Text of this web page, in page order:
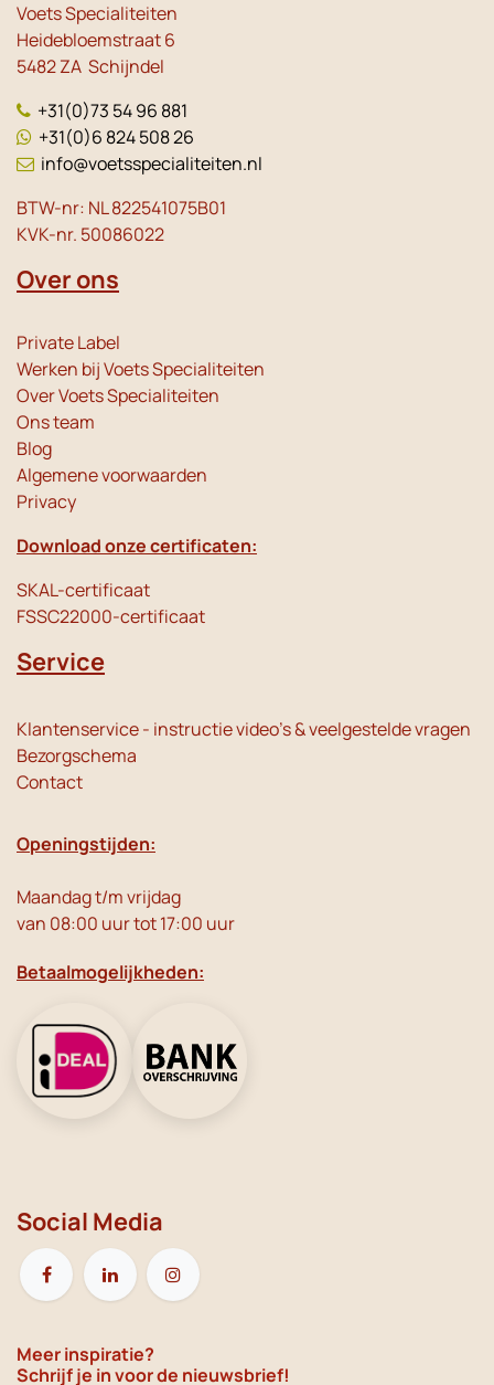
Voets Specialiteiten
Heidebloemstraat 6
5482 ZA Schijndel
+31(0)73 54 96 881
+31(0)6 824 508 26
info@voetsspecialiteiten.nl
BTW-nr: NL 822541075B01
KVK-nr. 50086022
Over ons
Private Label
Werken bij Voets Specialiteiten
Over Voets Specialiteiten
Ons team
Blog
Algemene voorwaarden
Privacy
Download onze certificaten:
SKAL-certificaat
FSSC22000-certificaat
Service
Klantenservice - instructie video's & veelgestelde vragen
Bezorgschema
Contact
Openingstijden:
Maandag t/m vrijdag
van 08:00 uur tot 17:00 uur
Betaalmogelijkheden:
Social Media
Meer inspiratie?
Schrijf je in voor de nieuwsbrief!